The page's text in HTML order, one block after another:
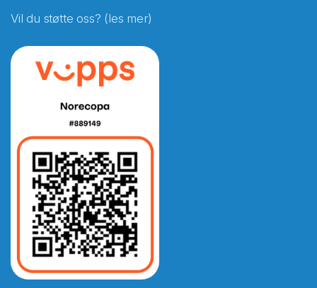
Vil du støtte oss? (les mer)